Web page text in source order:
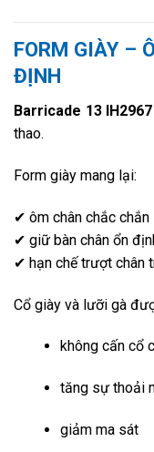
FORM GIÀY –
ĐỊNH
Barricade 13 IH2967
thao.
Form giày mang lại:
✔ ôm chân chắc chắn
✔ giữ bàn chân ổn
✔ hạn chế trượt chân
Cổ giày và lưỡi gà
không cấn cổ
tăng sự thoải
giảm ma sát